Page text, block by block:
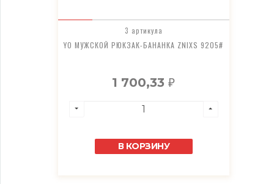
3 артикула
YO МУЖСКОЙ РЮКЗАК-БАНАНКА ZNIXS 9205#
1 700,33₽
В КОРЗИНУ